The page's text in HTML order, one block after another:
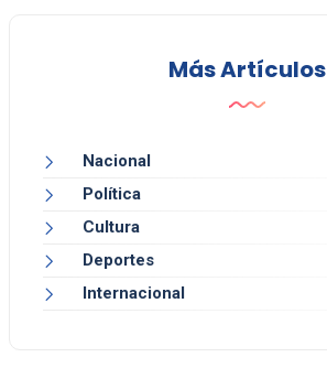
Más Artículos
Nacional
Política
Cultura
Deportes
Internacional